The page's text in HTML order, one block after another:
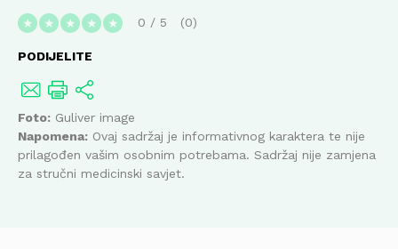
★ ★ ★ ★ ★ 0 / 5 0
PODIJELITE
Foto: Guliver image
Napomena: Ovaj sadržaj je informativnog karaktera te nije
prilagođen vašim osobnim potrebama. Sadržaj nije zamjena
za stručni medicinski savjet.